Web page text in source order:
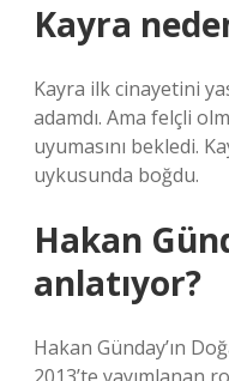
Kayra
Kayra ilk cinayetini
adamdı. Ama felçli
uyumasını bekledi.
uykusunda boğdu.
Hakan
anlatıyor?
Hakan Günday’ın